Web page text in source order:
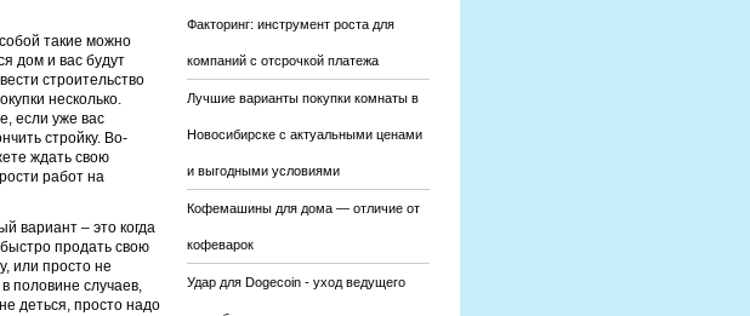
такие можно
дом и вас будут
строительство
несколько.
если уже вас
стройку. Во-
ждать свою
работ на
вариант – это когда
продать свою
или просто не
половине случаев,
деться, просто надо
Факторинг: инструмент роста для
компаний с отсрочкой платежа
Лучшие варианты покупки комнаты в
Новосибирске с актуальными ценами
и выгодными условиями
Кофемашины для дома — отличие от
кофеварок
Удар для Dogecoin - уход ведущего